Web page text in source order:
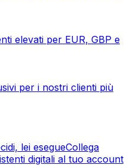
elevati per EUR, GBP e
per i nostri clienti più
lei esegueCollega
digitali al tuo account